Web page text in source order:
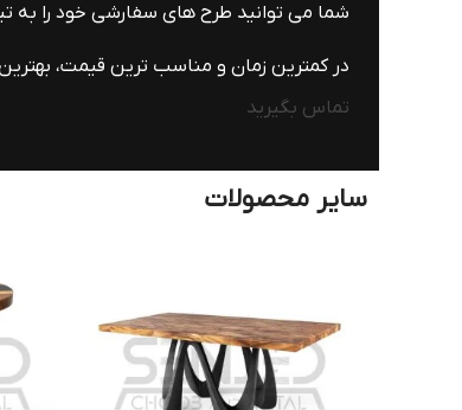
شما می توانید طرح های سفارشی خود را به
در کمترین زمان و مناسب ترین قیمت،
تماس بگیرید
سایر محصولات